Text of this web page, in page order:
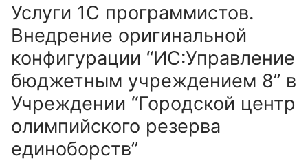
Услуги 1С программистов.
Внедрение оригинальной
конфигурации “ИС:Управление
бюджетным учреждением 8” в
Учреждении “Городской центр
олимпийского резерва
единоборств”